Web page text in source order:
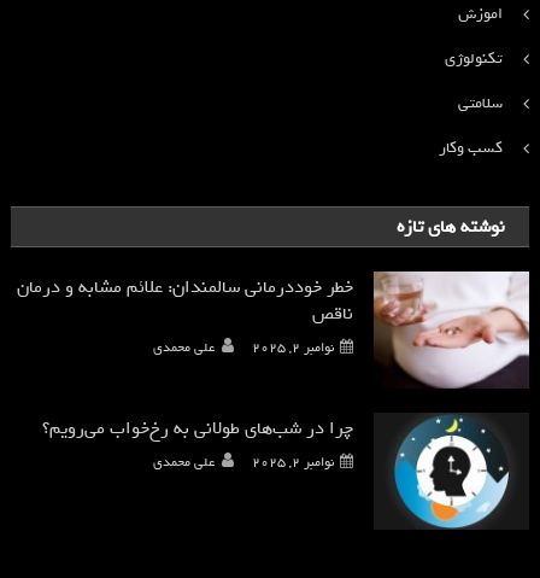
اموزش
تکنولوژی
سلامتی
کسب وکار
نوشته های تازه
خطر خوددرمانی سالمندان: علائم مشابه و درمان
ناقص
نوامبر 2, 2025 علی محمدی
چرا در شب‌های طولانی به رخ‌خواب می‌رویم؟
نوامبر 2, 2025 علی محمدی